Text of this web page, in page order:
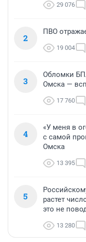
29 076
2
ПВО
19 004
3
Обломки
Омска —
17 760
4
«У меня в
с самой
Омска
13 395
5
растет
это не
13 280